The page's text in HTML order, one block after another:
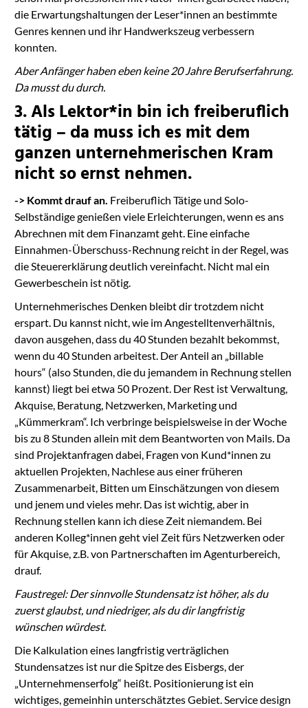
die Erwartungshaltungen der Leser*innen an bestimmte
Genres kennen und ihr Handwerkszeug verbessern
konnten.
Aber Anfänger haben eben keine 20 Jahre Berufserfahrung.
Da musst du durch.
3. Als Lektor*in bin ich freiberuflich
tätig – da muss ich es mit dem
ganzen unternehmerischen Kram
nicht so ernst nehmen.
-> Kommt drauf an. Freiberuflich Tätige und Solo-
Selbständige genießen viele Erleichterungen, wenn es ans
Abrechnen mit dem Finanzamt geht. Eine einfache
Einnahmen-Überschuss-Rechnung reicht in der Regel, was
die Steuererklärung deutlich vereinfacht. Nicht mal ein
Gewerbeschein ist nötig.
Unternehmerisches Denken bleibt dir trotzdem nicht
erspart. Du kannst nicht, wie im Angestelltenverhältnis,
davon ausgehen, dass du 40 Stunden bezahlt bekommst,
wenn du 40 Stunden arbeitest. Der Anteil an „billable
hours“ (also Stunden, die du jemandem in Rechnung stellen
kannst) liegt bei etwa 50 Prozent. Der Rest ist Verwaltung,
Akquise, Beratung, Netzwerken, Marketing und
„Kümmerkram“. Ich verbringe beispielsweise in der Woche
bis zu 8 Stunden allein mit dem Beantworten von Mails. Da
sind Projektanfragen dabei, Fragen von Kund*innen zu
aktuellen Projekten, Nachlese aus einer früheren
Zusammenarbeit, Bitten um Einschätzungen von diesem
und jenem und vieles mehr. Das ist wichtig, aber in
Rechnung stellen kann ich diese Zeit niemandem. Bei
anderen Kolleg*innen geht viel Zeit fürs Netzwerken oder
für Akquise, z.B. von Partnerschaften im Agenturbereich,
drauf.
Faustregel: Der sinnvolle Stundensatz ist höher, als du
zuerst glaubst, und niedriger, als du dir langfristig
wünschen würdest.
Die Kalkulation eines langfristig verträglichen
Stundensatzes ist nur die Spitze des Eisbergs, der
„Unternehmenserfolg“ heißt. Positionierung ist ein
wichtiges, gemeinhin unterschätztes Gebiet. Service design